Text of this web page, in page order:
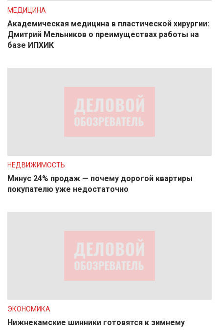
МЕДИЦИНА
Академическая медицина в пластической хирургии:
Дмитрий Мельников о преимуществах работы на
базе ИПХИК
НЕДВИЖИМОСТЬ
Минус 24% продаж — почему дорогой квартиры
покупателю уже недостаточно
ЭКОНОМИКА
Нижнекамские шинники готовятся к зимнему